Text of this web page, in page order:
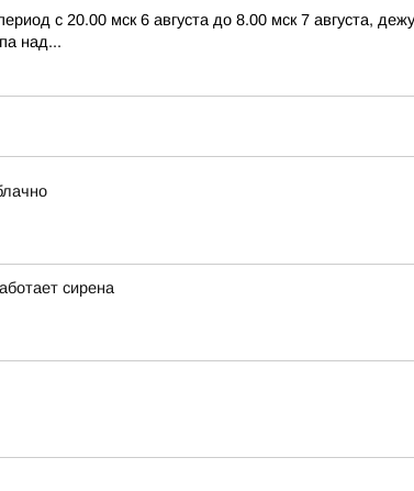
с 20.00 мск 6 августа до 8.00 мск 7 августа,
над...
сирена